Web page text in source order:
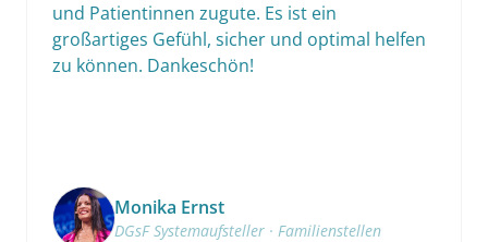
und Patientinnen zugute. Es ist ein
großartiges Gefühl, sicher und optimal helfen
zu können. Dankeschön!
Monika Ernst
DGsF Systemaufsteller · Familienstellen